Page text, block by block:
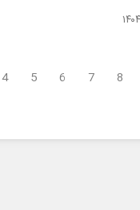
4 5 6 7 8